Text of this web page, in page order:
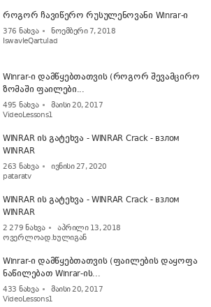
როგორ ჩავიწერო რუსულენოვანი Winrar-ი
376 ნახვა
ნოემბერი 7, 2018
IswavleQartulad
Winrar-ი დამწყებთათვის (როგორ შევამცირო
ზომაში ფაილები...
495 ნახვა
მაისი 20, 2017
VideoLessons1
WINRAR ის გატეხვა - WINRAR Crack - взлом
WINRAR
263 ნახვა
ივნისი 27, 2020
pataratv
WINRAR ის გატეხვა - WINRAR Crack - взлом
WINRAR
2 279 ნახვა
აპრილი 13, 2018
ოვერლოად.ხულიგან
Winrar-ი დამწყებთათვის (ფაილების დაყოფა
ნაწილებათ Winrar-ის...
433 ნახვა
მაისი 20, 2017
VideoLessons1